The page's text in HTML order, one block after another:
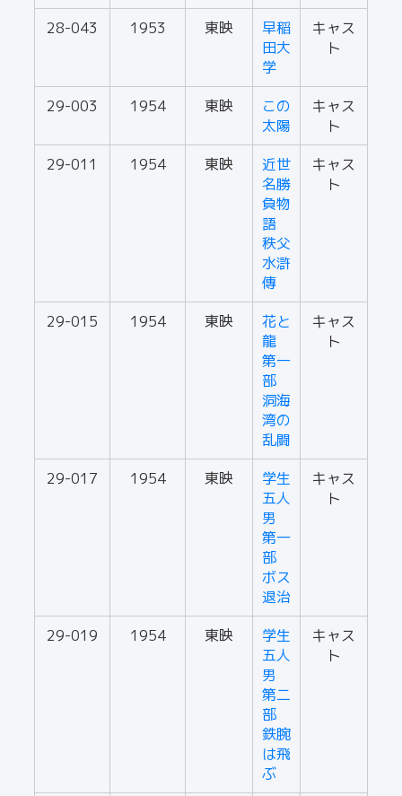
28-043
1953 東映
早稲
田大
学
キャス
ト
29-003 1954 東映
この
太陽
キャス
ト
29-011
1954 東映
近世
名勝
負物
語
秩父
水滸
傳
キャス
ト
29-015 1954 東映
花と
龍
第一
部
洞海
湾の
乱闘
キャス
ト
29-017 1954 東映
学生
五人
男
第一
部
ボス
退治
キャス
ト
29-019 1954 東映
学生
五人
男
第二
部
鉄腕
は飛
ぶ
キャス
ト